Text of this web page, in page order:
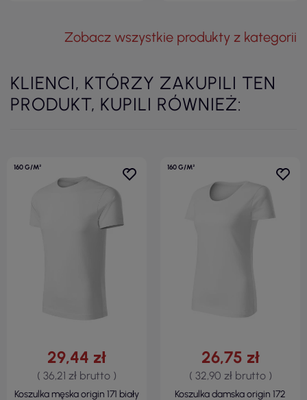
Zobacz wszystkie produkty z kategorii
KLIENCI, KTÓRZY ZAKUPILI TEN
PRODUKT, KUPILI RÓWNIEŻ:
160 G/M²
29,44 zł
( 36,21 zł brutto )
Koszulka męska origin 171 biały
160 G/M²
26,75 zł
( 32,90 zł brutto )
Koszulka damska origin 172